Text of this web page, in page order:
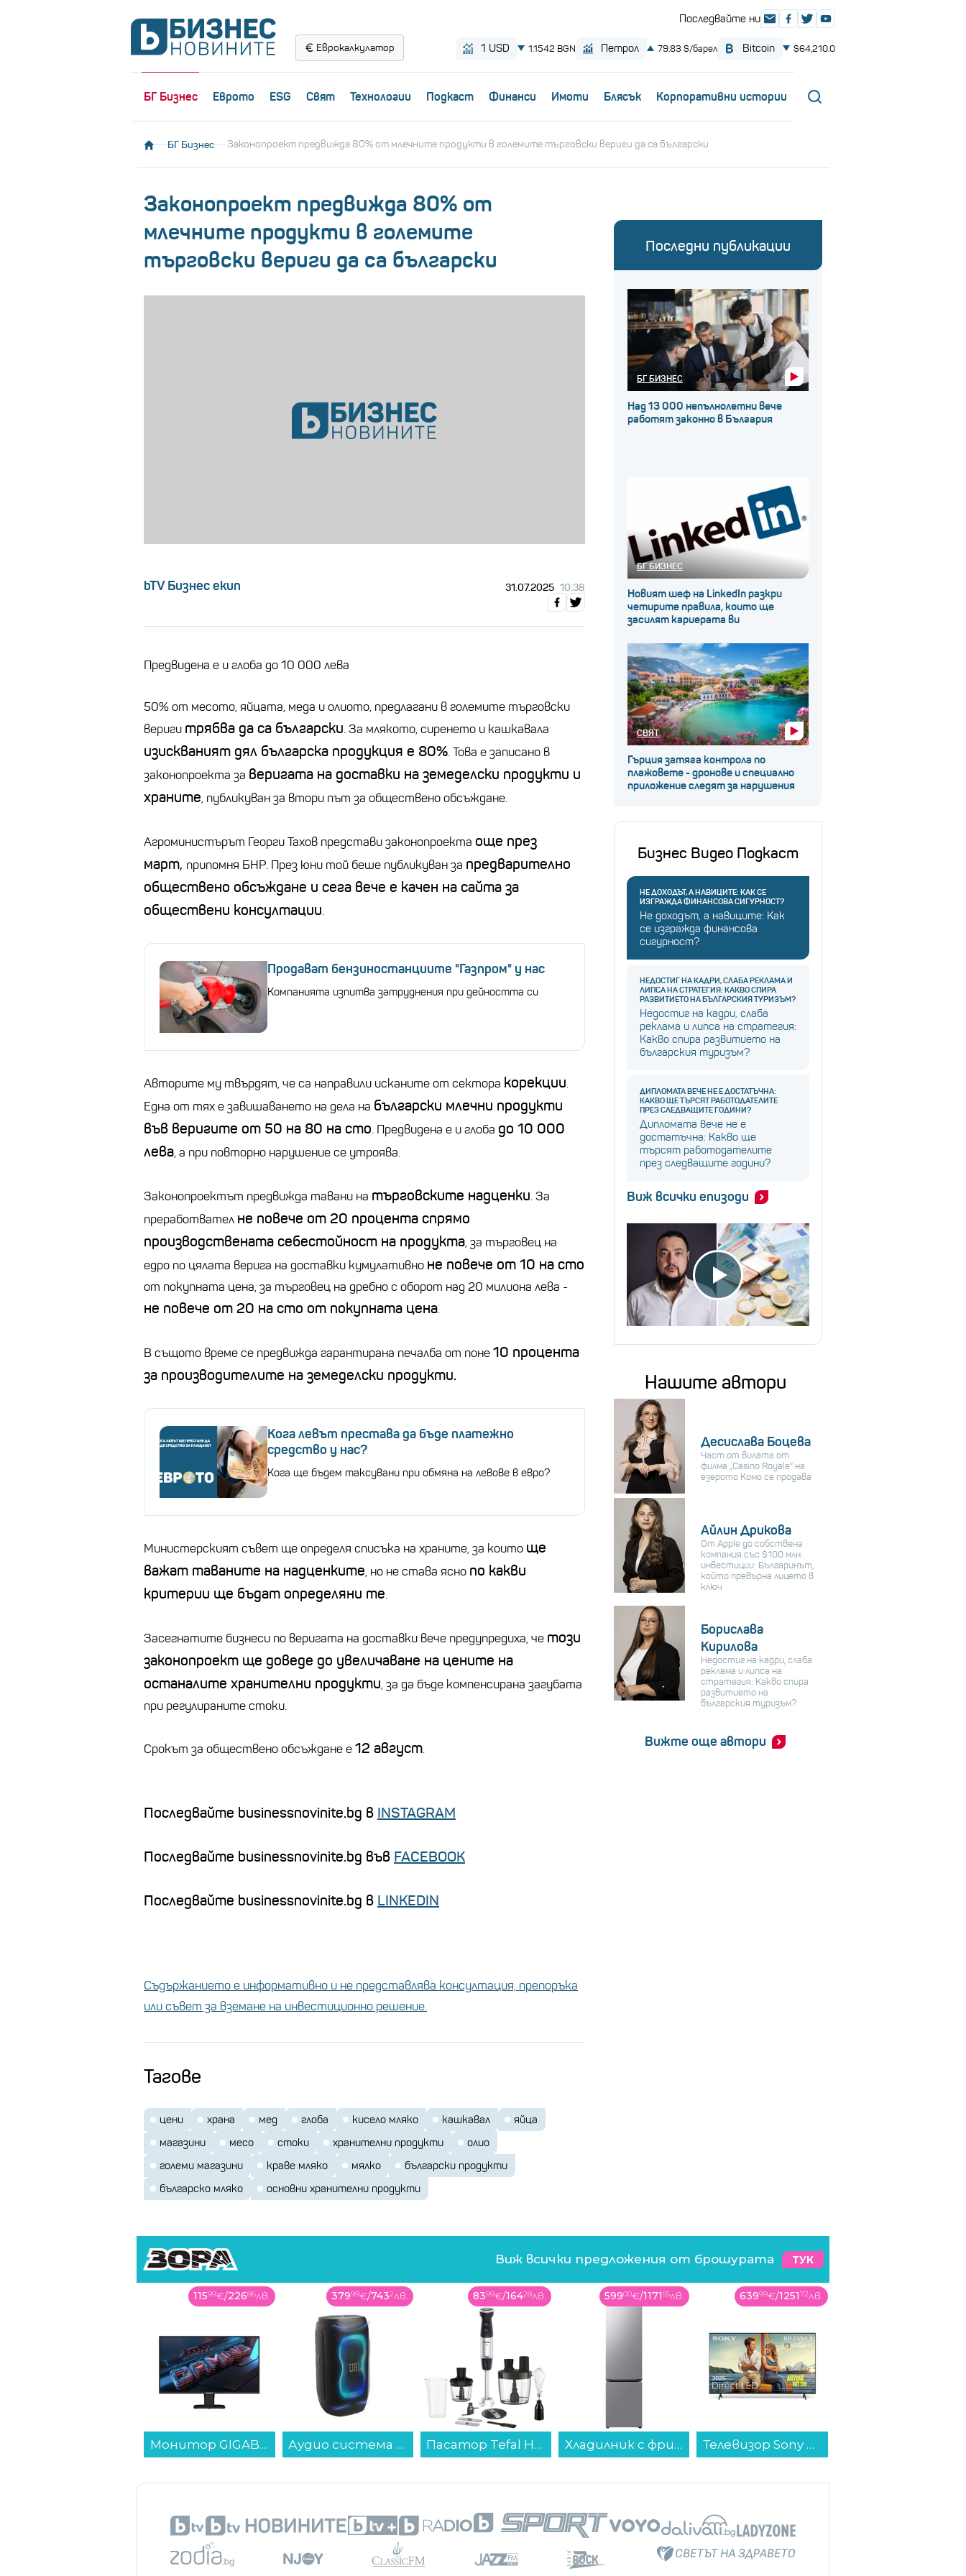
Еврокалкулатор
БГ Бизнес Еврото ESG Свят Технологии Пoдкаст Финанси Имоти Блясък Корпоративни истории
БГ Бизнес Законопроект предвижда 80% от млечните продукти в големите търговски вериги да са български
Законопроект предвижда 80% от
млечните продукти в големите
търговски вериги да са български
bTV Бизнес екип 31.07.2025 10:38
Предвидена е и глоба до 10 000 лева
50% от месото, яйцата, меда и олиото, предлагани в големите търговски
вериги трябва да са български. За млякото, сиренето и кашкавала
изискваният дял българска продукция е 80%. Това е записано в
законопроекта за веригата на доставки на земеделски продукти и
храните, публикуван за втори път за обществено обсъждане.
Агроминистърът Георги Тахов представи законопроекта още през
март, припомня БНР. През юни той беше публикуван за предварително
обществено обсъждане и сега вече е качен на сайта за
обществени консултации.
Продават бензиностанциите "Газпром" у нас
Компанията изпитва затруднения при дейността си
Авторите му твърдят, че са направили исканите от сектора корекции.
Една от тях е завишаването на дела на български млечни продукти
във веригите от 50 на 80 на сто. Предвидена е и глоба до 10 000
лева, а при повторно нарушение се утроява.
Законопроектът предвижда тавани на търговските надценки. За
преработвател не повече от 20 процента спрямо
производствената себестойност на продукта, за търговец на
едро по цялата верига на доставки кумулативно не повече от 10 на сто
от покупната цена, за търговец на дребно с оборот над 20 милиона лева -
не повече от 20 на сто от покупната цена.
В същото време се предвижда гарантирана печалба от поне10 процента
за производителите на земеделски продукти.
Кога левът престава да бъде платежно
средство у нас?
Кога ще бъдем таксувани при обмяна на левове в евро?
Министерският съвет ще определя списъка на храните, за които ще
важат таваните на надценките, но не става ясно по какви
критерии ще бъдат определяни те.
Засегнатите бизнеси по веригата на доставки вече предупредиха, че този
законопроект ще доведе до увеличаване на цените на
останалите хранителни продукти, за да бъде компенсирана загубата
при регулираните стоки.
Срокът за обществено обсъждане е12 август.
Последвайте businessnovinite.bg в INSTAGRAM
Последвайте businessnovinite.bg във FACEBOOK
Последвайте businessnovinite.bg в LINKEDIN
Съдържанието е информативно и не представлява консултация, препоръка
или съвет за вземане на инвестиционно решение.
Тагове
цени храна мед глоба кисело мляко кашкавал
яйца
магазини
месо стоки хранителни продукти
олио
големи магазини
краве мляко мялко
български продукти
българско мляко
основни хранителни продукти
Последни публикации
БГ БИЗНЕС
Над 13 000 непълнолетни вече
работят законно в България
БГ БИЗНЕС
Новият шеф на LinkedIn разкри
четирите правила, които ще
засилят кариерата ви
СВЯТ
Гърция затяга контрола по
плажовете - дронове и специално
приложение следят за нарушения
Бизнес Видео Подкаст
НЕ ДОХОДЪТ, А НАВИЦИТЕ: КАК СЕ
ИЗГРАЖДА ФИНАНСОВА СИГУРНОСТ?
Не доходът, а навиците: Как
се изгражда финансова
сигурност?
НЕДОСТИГ НА КАДРИ, СЛАБА РЕКЛАМА И
ЛИПСА НА СТРАТЕГИЯ: КАКВО СПИРА
РАЗВИТИЕТО НА БЪЛГАРСКИЯ ТУРИЗЪМ?
Недостиг на кадри, слаба
реклама и липса на стратегия:
Какво спира развитието на
българския туризъм?
ДИПЛОМАТА ВЕЧЕ НЕ Е ДОСТАТЪЧНА:
КАКВО ЩЕ ТЪРСЯТ РАБОТОДАТЕЛИТЕ
ПРЕЗ СЛЕДВАЩИТЕ ГОДИНИ?
Дипломата вече не е
достатъчна: Какво ще
търсят работодателите
през следващите години?
Виж всички епизоди
Нашите автори
Десислава Боцева
Част от вилата от
филма „Casino Royale“ на
езерото Комо се продава
Айлин Дрикова
От Apple до собствена
компания със $100 млн.
инвестиции: Българинът,
който превърна лицето в
ключ
Борислава
Кирилова
Недостиг на кадри, слаба
реклама и липса на
стратегия: Какво спира
развитието на
българския туризъм?
Вижте още автори
Виж всички предложения от брошурата ТУК
11599€/22686лв.
Монитор GIGABYTE GS25F2 , 24.50...
37999€/7432лв.
Аудио система JBL Partybox 130 BLK...
8399€/16428лв.
Пасатор Tefal HB67G830 , 1000 W, 500/800...
59900€/117155лв.
Хладилник с фризер Samsung RB38C600CS9/EF , 390 l, C , No Frost , Инокс...
63999€/125172лв.
Телевизор Sony K55S35B , 139 см, 3840x2160 UHD-4K , 55 inch, Android , LED , Smart TV...